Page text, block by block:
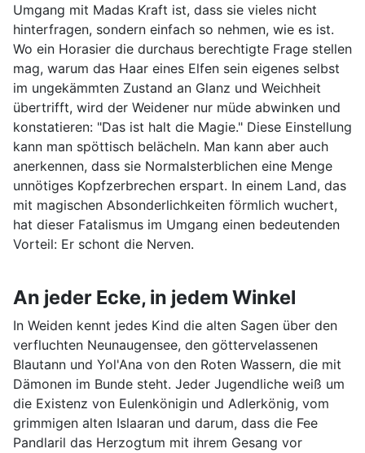
Umgang mit Madas Kraft ist, dass sie vieles nicht
hinterfragen, sondern einfach so nehmen, wie es ist.
Wo ein Horasier die durchaus berechtigte Frage stellen
mag, warum das Haar eines Elfen sein eigenes selbst
im ungekämmten Zustand an Glanz und Weichheit
übertrifft, wird der Weidener nur müde abwinken und
konstatieren: "Das ist halt die Magie." Diese Einstellung
kann man spöttisch belächeln. Man kann aber auch
anerkennen, dass sie Normalsterblichen eine Menge
unnötiges Kopfzerbrechen erspart. In einem Land, das
mit magischen Absonderlichkeiten förmlich wuchert,
hat dieser Fatalismus im Umgang einen bedeutenden
Vorteil: Er schont die Nerven.
An jeder Ecke, in jedem Winkel
In Weiden kennt jedes Kind die alten Sagen über den
verfluchten Neunaugensee, den göttervelassenen
Blautann und Yol'Ana von den Roten Wassern, die mit
Dämonen im Bunde steht. Jeder Jugendliche weiß um
die Existenz von Eulenkönigin und Adlerkönig, vom
grimmigen alten Islaaran und darum, dass die Fee
Pandlaril das Herzogtum mit ihrem Gesang vor